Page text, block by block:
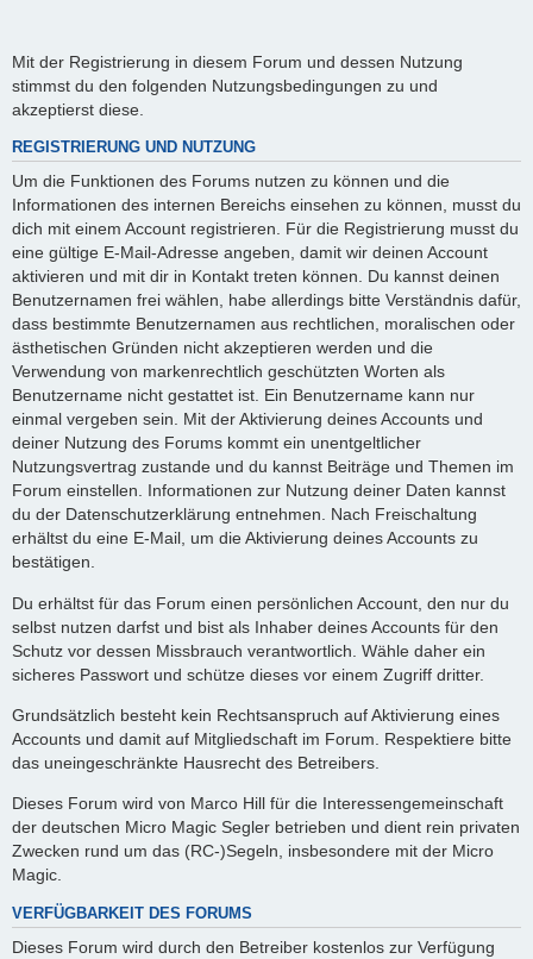
Mit der Registrierung in diesem Forum und dessen Nutzung
stimmst du den folgenden Nutzungsbedingungen zu und
akzeptierst diese.
REGISTRIERUNG UND NUTZUNG
Um die Funktionen des Forums nutzen zu können und die
Informationen des internen Bereichs einsehen zu können, musst du
dich mit einem Account registrieren. Für die Registrierung musst du
eine gültige E-Mail-Adresse angeben, damit wir deinen Account
aktivieren und mit dir in Kontakt treten können. Du kannst deinen
Benutzernamen frei wählen, habe allerdings bitte Verständnis dafür,
dass bestimmte Benutzernamen aus rechtlichen, moralischen oder
ästhetischen Gründen nicht akzeptieren werden und die
Verwendung von markenrechtlich geschützten Worten als
Benutzername nicht gestattet ist. Ein Benutzername kann nur
einmal vergeben sein. Mit der Aktivierung deines Accounts und
deiner Nutzung des Forums kommt ein unentgeltlicher
Nutzungsvertrag zustande und du kannst Beiträge und Themen im
Forum einstellen. Informationen zur Nutzung deiner Daten kannst
du der Datenschutzerklärung entnehmen. Nach Freischaltung
erhältst du eine E-Mail, um die Aktivierung deines Accounts zu
bestätigen.
Du erhältst für das Forum einen persönlichen Account, den nur du
selbst nutzen darfst und bist als Inhaber deines Accounts für den
Schutz vor dessen Missbrauch verantwortlich. Wähle daher ein
sicheres Passwort und schütze dieses vor einem Zugriff dritter.
Grundsätzlich besteht kein Rechtsanspruch auf Aktivierung eines
Accounts und damit auf Mitgliedschaft im Forum. Respektiere bitte
das uneingeschränkte Hausrecht des Betreibers.
Dieses Forum wird von Marco Hill für die Interessengemeinschaft
der deutschen Micro Magic Segler betrieben und dient rein privaten
Zwecken rund um das (RC-)Segeln, insbesondere mit der Micro
Magic.
VERFÜGBARKEIT DES FORUMS
Dieses Forum wird durch den Betreiber kostenlos zur Verfügung